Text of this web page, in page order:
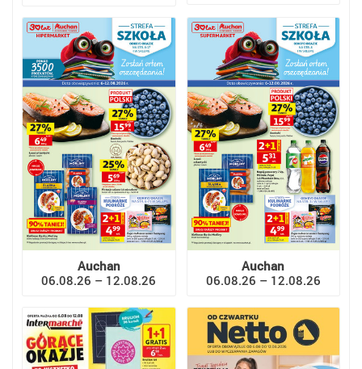
Auchan
06.08.26 – 12.08.26
Auchan
06.08.26 – 12.08.26